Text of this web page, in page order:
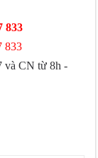
833
833
và CN từ 8h -